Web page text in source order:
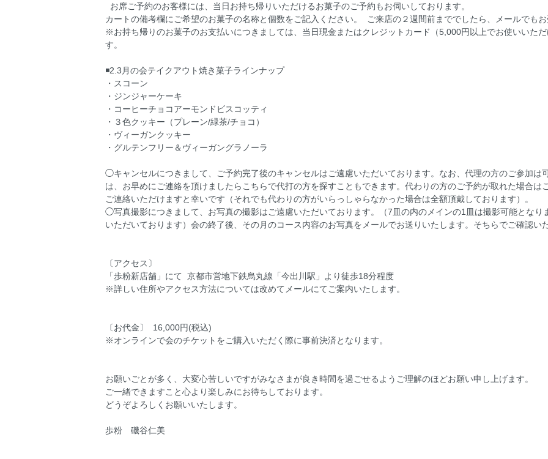
お席ご予約のお客様には、当日お持ち帰りいただけるお菓子のご予約もお伺いしております。
カートの備考欄にご希望のお菓子の名称と個数をご記入ください。 ご来店の２週間前まででしたら、メールでも
※お持ち帰りのお菓子のお支払いにつきましては、当日現金またはクレジットカード（5,000円以上でお使いいた
す。
◾️2.3月の会テイクアウト焼き菓子ラインナップ
・スコーン
・ジンジャーケーキ
・コーヒーチョコアーモンドビスコッティ
・３色クッキー（プレーン/緑茶/チョコ）
・ヴィーガンクッキー
・グルテンフリー＆ヴィーガングラノーラ
◯キャンセルにつきまして、ご予約完了後のキャンセルはご遠慮いただいております。なお、代理の方のご参加は
は、お早めにご連絡を頂けましたらこちらで代打の方を探すこともできます。代わりの方のご予約が取れた場合は
ご連絡いただけますと幸いです（それでも代わりの方がいらっしゃらなかった場合は全額頂戴しております）。
◯写真撮影につきまして、お写真の撮影はご遠慮いただいております。（7皿の内のメインの1皿は撮影可能となり
いただいております）会の終了後、その月のコース内容のお写真をメールでお送りいたします。そちらでご確認い
〔アクセス〕
「歩粉新店舗」にて 京都市営地下鉄烏丸線「今出川駅」より徒歩18分程度
※詳しい住所やアクセス方法については改めてメールにてご案内いたします。
〔お代金〕 16,000円(税込)
※オンラインで会のチケットをご購入いただく際に事前決済となります。
お願いごとが多く、大変心苦しいですがみなさまが良き時間を過ごせるようご理解のほどお願い申し上げます。
ご一緒できますこと心より楽しみにお待ちしております。
どうぞよろしくお願いいたします。
歩粉 磯谷仁美